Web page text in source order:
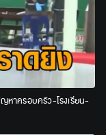
หาครอบครัว-โรงเรียน-